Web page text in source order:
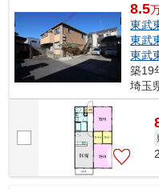
8.5
東武
東武
東武
築19
埼玉